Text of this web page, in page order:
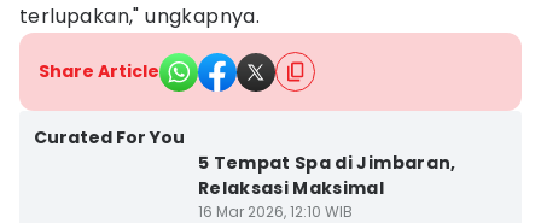
terlupakan," ungkapnya.
Share Article
Curated For You
5 Tempat Spa di Jimbaran,
Relaksasi Maksimal
16 Mar 2026, 12:10 WIB